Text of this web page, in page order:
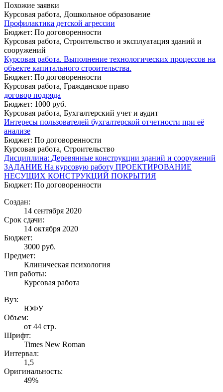
Похожие заявки
Курсовая работа, Дошкольное образование
Профилактика детской агрессии
Бюджет: По договоренности
Курсовая работа, Строительство и эксплуатация зданий и
сооружений
Курсовая работа. Выполнение технологических процессов на
объекте капитального строительства.
Бюджет: По договоренности
Курсовая работа, Гражданское право
договор подряда
Бюджет: 1000 руб.
Курсовая работа, Бухгалтерский учет и аудит
Интересы пользователей бухгалтерской отчетности при её
анализе
Бюджет: По договоренности
Курсовая работа, Строительство
Дисциплина: Деревянные конструкции зданий и сооружений
ЗАДАНИЕ На курсовую работу ПРОЕКТИРОВАНИЕ
НЕСУЩИХ КОНСТРУКЦИЙ ПОКРЫТИЯ
Бюджет: По договоренности
Создан:
14 сентября 2020
Срок сдачи:
14 октября 2020
Бюджет:
3000 руб.
Предмет:
Клиническая психология
Тип работы:
Курсовая работа
Вуз:
ЮФУ
Объем:
от 44 стр.
Шрифт:
Times New Roman
Интервал:
1,5
Оригинальность:
49%